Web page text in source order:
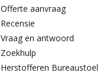
Offerte aanvraag
Recensie
Vraag en antwoord
Zoekhulp
Herstofferen Bureaustoelen